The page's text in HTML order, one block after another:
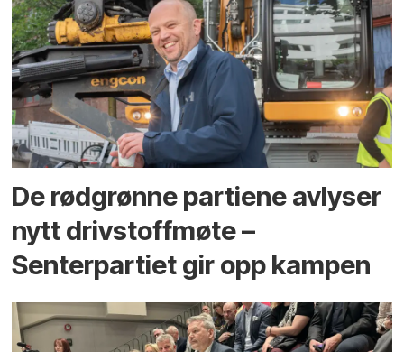
De rødgrønne partiene avlyser
nytt drivstoffmøte –
Senterpartiet gir opp kampen